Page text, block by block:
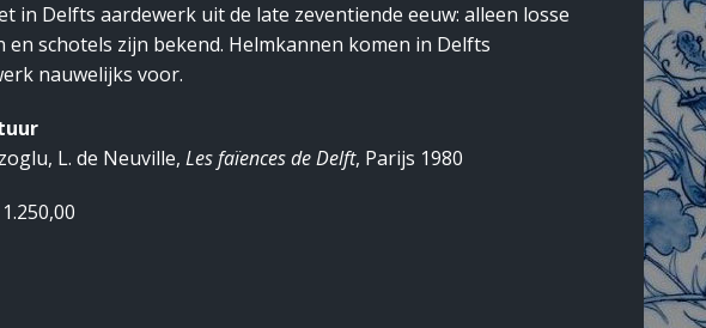
in Delfts aardewerk uit de late zeventiende eeuw: alleen losse
en schotels zijn bekend. Helmkannen komen in Delfts
nauwelijks voor.
L. de Neuville, Les faïences de Delft, Parijs 1980